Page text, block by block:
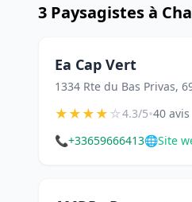
3 Paysagistes à
Ea Cap Vert
1334 Rte du Bas Privas,
★★★★☆4.3/5•40 avis
📞+33659666413🌐Site